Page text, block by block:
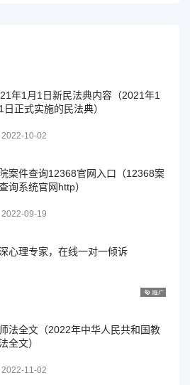
年1月1日新民法典内容（2021年1
日正式实施的民法典）
2022-10-02
案件查询12368官网入口（12368案
询系统官网http）
2022-09-19
心理专家，在线一对一倾诉
法全文（2022年中华人民共和国教
全文）
2022-11-02